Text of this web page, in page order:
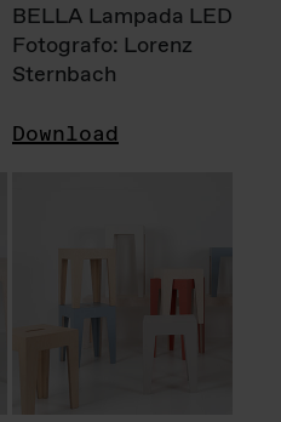
BELLA Lampada LED
Fotografo: Lorenz
Sternbach
Download